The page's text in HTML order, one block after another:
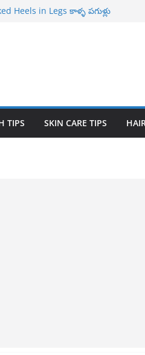
Heels in Legs కాళ్ళ పగుళ్లు
to Black Hair Naturally తెల్ల
of Vavilaku వావిలాకు
TIPS SKIN CARE TIPS